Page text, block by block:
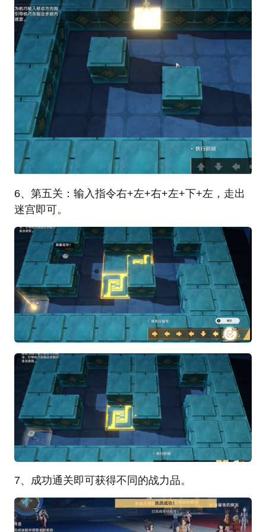
6、第五关：输入指令右+左+右+左+下+左，走出
迷宫即可。
7、成功通关即可获得不同的战力品。